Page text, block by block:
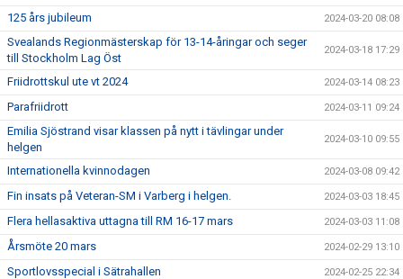
125 års jubileum 2024-03-20 08:08
Svealands Regionmästerskap för 13-14-åringar och seger
till Stockholm Lag Öst
2024-03-18 17:29
Friidrottskul ute vt 2024 2024-03-14 08:23
Parafriidrott 2024-03-11 09:24
Emilia Sjöstrand visar klassen på nytt i tävlingar under
helgen
2024-03-10 09:55
Internationella kvinnodagen 2024-03-08 09:42
Fin insats på Veteran-SM i Varberg i helgen. 2024-03-03 18:45
Flera hellasaktiva uttagna till RM 16-17 mars 2024-03-03 11:08
Årsmöte 20 mars 2024-02-29 13:10
Sportlovsspecial i Sätrahallen 2024-02-25 22:34